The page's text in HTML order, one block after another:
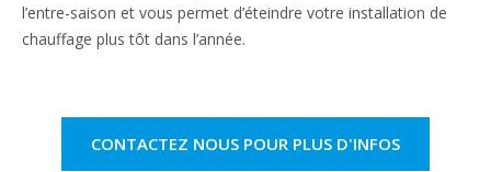
l’entre-saison et vous permet d’éteindre votre installation de
chauffage plus tôt dans l’année.
CONTACTEZ NOUS POUR PLUS D'INFOS